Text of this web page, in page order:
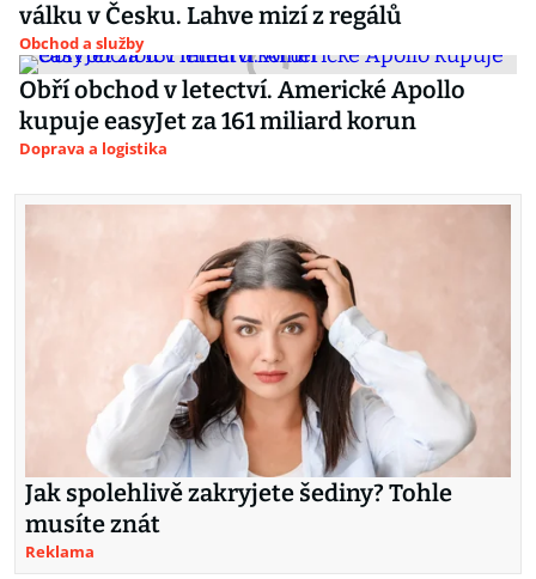
válku v Česku. Lahve mizí z regálů
Obchod a služby
Obří obchod v letectví. Americké Apollo
kupuje easyJet za 161 miliard korun
Doprava a logistika
Jak spolehlivě zakryjete šediny? Tohle
musíte znát
Reklama